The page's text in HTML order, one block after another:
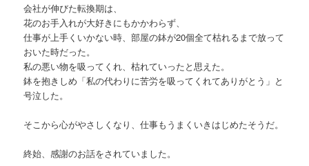
会社が伸びた転換期は、
花のお手入れが大好きにもかかわらず、
仕事が上手くいかない時、部屋の鉢が20個全て枯れるまで放って
おいた時だった。
私の悪い物を吸ってくれ、枯れていったと思えた。
鉢を抱きしめ「私の代わりに苦労を吸ってくれてありがとう」と
号泣した。
そこから心がやさしくなり、仕事もうまくいきはじめたそうだ。
終始、感謝のお話をされていました。